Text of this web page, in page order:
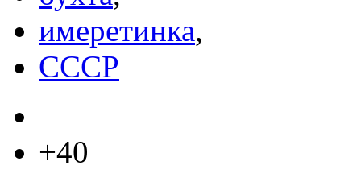
имеретинка,
СССР
+40